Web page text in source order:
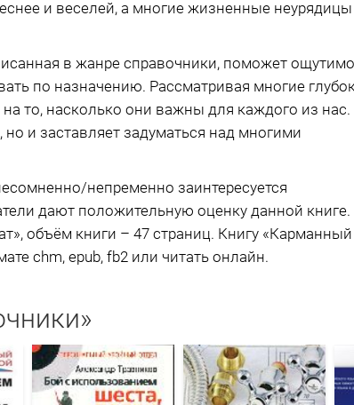
и веселей, а многие жизненные неурядицы
в жанре справочники, поможет ощутимо
по назначению. Рассматривая многие
то, насколько они важны для каждого из нас.
и заставляет задуматься над многими
непременно заинтересуется
дают положительную оценку данной книге.
объём книги – 47 страниц. Книгу «Карманный
chm, epub, fb2 или читать онлайн.